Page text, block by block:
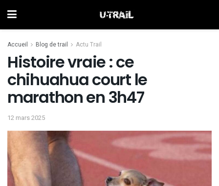
Accueil Blog de trail Actu Trail
Histoire vraie : ce
chihuahua court le
marathon en 3h47
12 mars 2025